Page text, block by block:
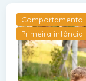
Comportamento
Primeira infância